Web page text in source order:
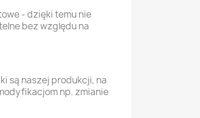
- dzięki temu nie
bez względu na
są naszej produkcji, na
np. zmianie